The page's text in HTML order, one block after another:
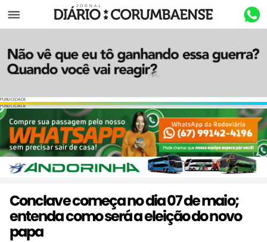
Menu
PUBLICIDADE
PUBLICIDADE
Conclave começa no dia 07 de maio;
entenda como será a eleição do novo
papa